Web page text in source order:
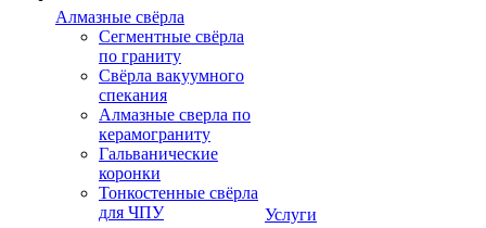
Алмазные свёрла
Сегментные свёрла
по граниту
Свёрла вакуумного
спекания
Алмазные сверла по
керамограниту
Гальванические
коронки
Тонкостенные свёрла
для ЧПУ
Услуги